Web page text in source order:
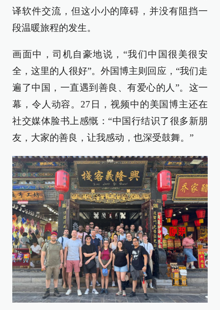
译软件交流，但这小小的障碍，并没有阻挡一
段温暖旅程的发生。
画面中，司机自豪地说，“我们中国很美很安
全，这里的人很好”。外国博主则回应，“我们走
遍了中国，一直遇到善良、有爱心的人”。这一
幕，令人动容。27日，视频中的美国博主还在
社交媒体脸书上感慨：“中国行结识了很多新朋
友，大家的善良，让我感动，也深受鼓舞。”